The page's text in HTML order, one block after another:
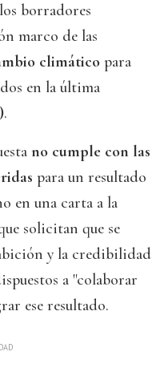
borradores
marco de las
climático para
en la última
.
no cumple con las
para un resultado
en una carta a la
solicitan que se
y la credibilidad
a "colaborar
ese resultado.